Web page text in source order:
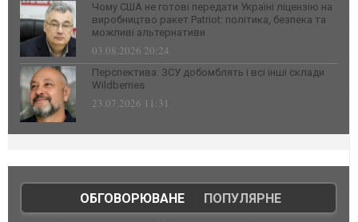
Чому США не готові передати Україні ліцензію на
виробництво ракет Patriot: політика, безпека та
можливі альтернативи
03.08.2026 20:24
Перспектива: ЗСУ добомблять і всі інші склади
Wildberries
23.07.2026 11:31
ОБГОВОРЮВАНЕ| ПОПУЛЯРНЕ